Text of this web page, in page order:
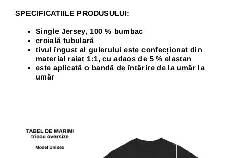
SPECIFICATIILE PRODUSULUI:
Single Jersey, 100 % bumbac
croială tubulară
tivul îngust al gulerului este confecționat din
material raiat 1:1, cu adaos de 5 % elastan
este aplicată o bandă de întărire de la umăr la
umăr